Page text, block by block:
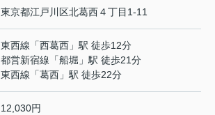
東京都江戸川区北葛西４丁目1-11
東西線 「西葛西 」駅 徒歩12分
都営新宿線 「船堀 」駅 徒歩21分
東西線 「葛西 」駅 徒歩22分
12,030円